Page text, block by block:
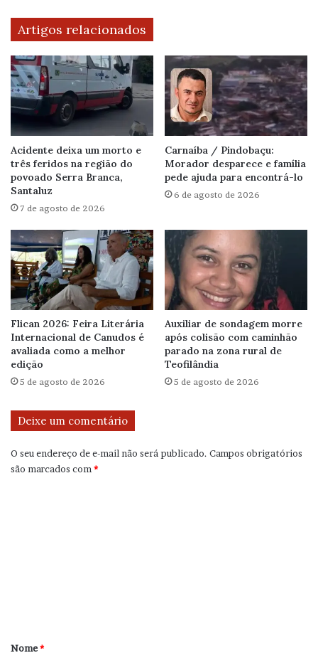
Artigos relacionados
Acidente deixa um morto e
três feridos na região do
povoado Serra Branca,
Santaluz
7 de agosto de 2026
Carnaíba / Pindobaçu:
Morador desparece e família
pede ajuda para encontrá-lo
6 de agosto de 2026
Flican 2026: Feira Literária
Internacional de Canudos é
avaliada como a melhor
edição
5 de agosto de 2026
Auxiliar de sondagem morre
após colisão com caminhão
parado na zona rural de
Teofilândia
5 de agosto de 2026
Deixe um comentário
O seu endereço de e-mail não será publicado. Campos obrigatórios
são marcados com*
r
Nome*